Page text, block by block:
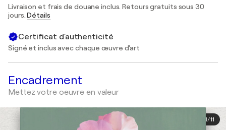
Livraison et frais de douane inclus. Retours gratuits sous 30
jours.Détails
Certificat d'authenticité
Signé et inclus avec chaque œuvre d'art
Encadrement
Mettez votre oeuvre en valeur
1/11